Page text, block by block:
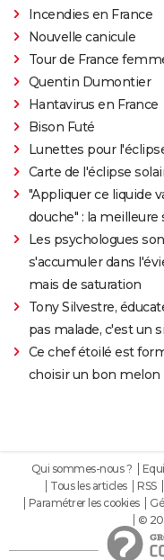
Incendies en France
Nouvelle canicule
Tour de France
Quentin Dumontier
Hantavirus en France
Bison Futé
Lunettes pour
Carte de l'éclipse
"Appliquer ce liquide
douche" : la
Les psychologues
s'accumuler dans
mais de saturation
Tony Silvestre,
pas malade, c'est un
Ce chef étoilé est
choisir un bon melon
Qui sommes-nous ?
Tous les articles
RSS
Paramétrer les cookies
©